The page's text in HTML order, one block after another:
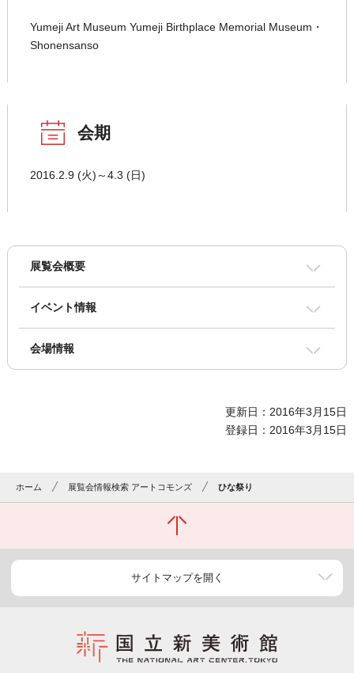
Yumeji Art Museum Yumeji Birthplace Memorial Museum・
Shonensanso
会期
2016.2.9 (火)～4.3 (日)
展覧会概要
イベント情報
会場情報
更新日：2016年3月15日
登録日：2016年3月15日
ホーム 展覧会情報検索 アートコモンズ ひな祭り
サイトマップを開く